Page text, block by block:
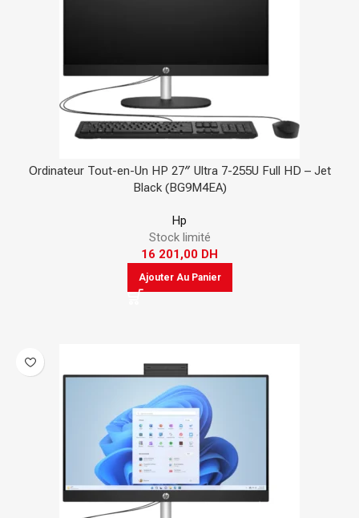
Ordinateur Tout-en-Un HP 27″ Ultra 7-255U Full HD – Jet
Black (BG9M4EA)
Hp
Stock limité
16 201,00 DH
Ajouter Au Panier